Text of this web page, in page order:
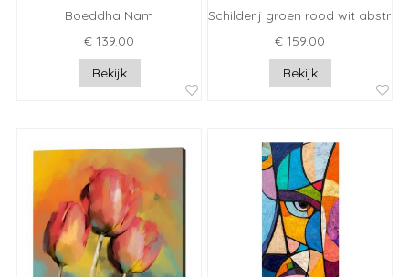
Boeddha Nam
€ 139.00
Bekijk
Schilderij groen rood wit
€ 159.00
Bekijk